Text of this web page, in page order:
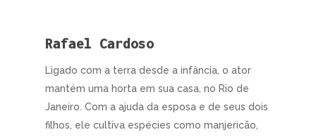
Rafael Cardoso
Ligado com a terra desde a infância, o ator
mantém uma horta em sua casa, no Rio de
Janeiro. Com a ajuda da esposa e de seus dois
filhos, ele cultiva espécies como manjericão,